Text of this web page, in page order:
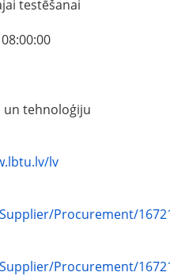
testēšanai
un tehnoloģiju
lv
Procurement/
Procurement/